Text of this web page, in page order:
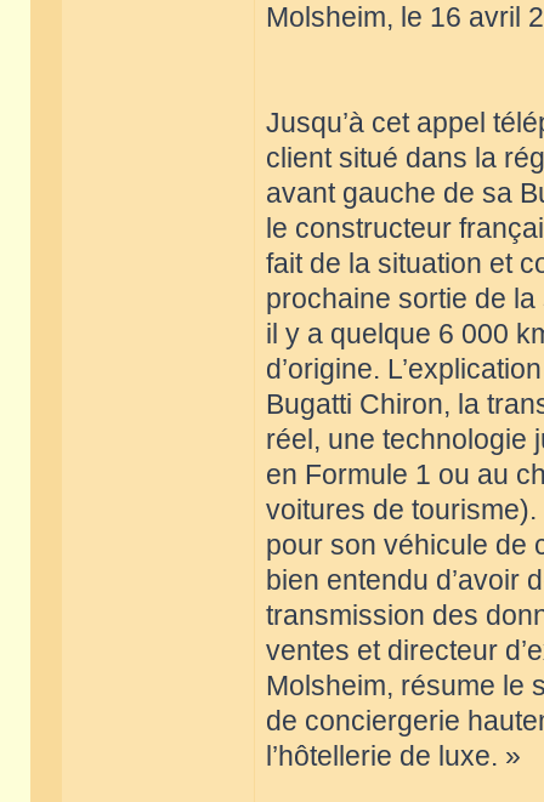
Molsheim, le 16 avril
Jusqu’à cet appel
client situé dans la
avant gauche de sa
le constructeur
fait de la situation et
prochaine sortie de
il y a quelque 6 000
d’origine.
Bugatti Chiron, la
réel, une technologie
en Formule 1 ou au
voitures de
pour son véhicule de
bien entendu d’avoir
transmission des
ventes et directeur
Molsheim, résume le
de conciergerie
l’hôtellerie de luxe. »